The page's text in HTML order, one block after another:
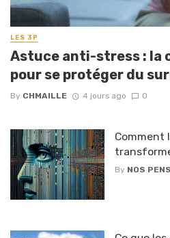
LES 3P
Astuce anti-stress : la
pour se protéger du
By CHMAILLE 4 jours ago 0
Comment
By NOS